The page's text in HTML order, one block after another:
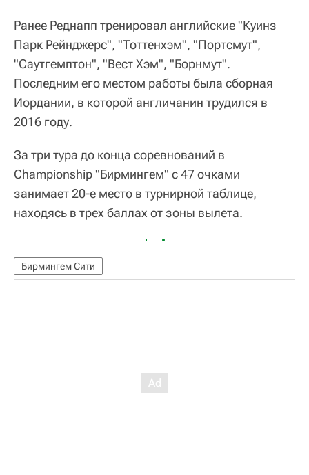
Ранее Реднапп тренировал английские "Куинз
Парк Рейнджерс", "Тоттенхэм", "Портсмут",
"Саутгемптон", "Вест Хэм", "Борнмут".
Последним его местом работы была сборная
Иордании, в которой англичанин трудился в
2016 году.
За три тура до конца соревнований в
Championship "Бирмингем" с 47 очками
занимает 20-е место в турнирной таблице,
находясь в трех баллах от зоны вылета.
Бирмингем Сити